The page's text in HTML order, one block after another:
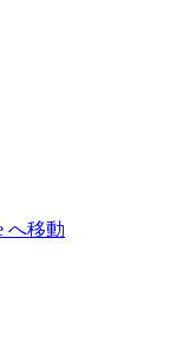
へ移動